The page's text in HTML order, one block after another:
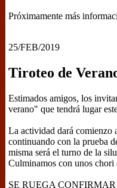
Próximamente más
25/FEB/2019
Tiroteo de
Estimados amigos, los
verano" que tendrá lugar
La actividad dará comienzo
continuando con la prueba
misma será el turno de la
Culminamos con unos chori
SE RUEGA